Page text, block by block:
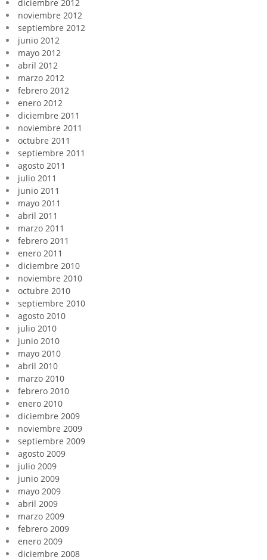
diciembre 2012
noviembre 2012
septiembre 2012
junio 2012
mayo 2012
abril 2012
marzo 2012
febrero 2012
enero 2012
diciembre 2011
noviembre 2011
octubre 2011
septiembre 2011
agosto 2011
julio 2011
junio 2011
mayo 2011
abril 2011
marzo 2011
febrero 2011
enero 2011
diciembre 2010
noviembre 2010
octubre 2010
septiembre 2010
agosto 2010
julio 2010
junio 2010
mayo 2010
abril 2010
marzo 2010
febrero 2010
enero 2010
diciembre 2009
noviembre 2009
septiembre 2009
agosto 2009
julio 2009
junio 2009
mayo 2009
abril 2009
marzo 2009
febrero 2009
enero 2009
diciembre 2008